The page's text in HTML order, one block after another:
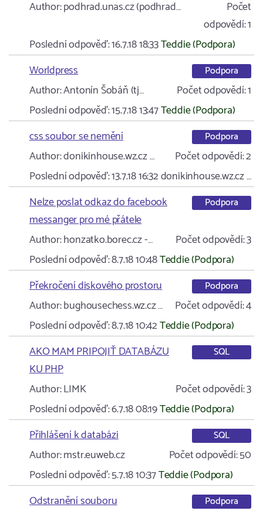
Author:podhrad.unas.cz (podhrad…
Počet
odpovědí:1
Poslední odpověď:16.7.18 18:33Teddie (Podpora)
Worldpress
Podpora
Author:Antonín Šobáň (tj… Počet odpovědí:1
Poslední odpověď:15.7.18 13:47Teddie (Podpora)
css soubor se nemění
Podpora
Author:donikinhouse.wz.cz … Počet odpovědí:2
Poslední odpověď:13.7.18 16:32donikinhouse.wz.cz …
Nelze poslat odkaz do facebook
messanger pro mé přátele
Podpora
Author:honzatko.borec.cz -… Počet odpovědí:3
Poslední odpověď:8.7.18 10:48Teddie (Podpora)
Překročení diskového prostoru
Podpora
Author:bughousechess.wz.cz … Počet odpovědí:4
Poslední odpověď:8.7.18 10:42Teddie (Podpora)
AKO MAM PRIPOJIŤ DATABÁZU
KU PHP
SQL
Author:LIMK Počet odpovědí:3
Poslední odpověď:6.7.18 08:19Teddie (Podpora)
Přihlášení k databázi
SQL
Author:mstr.euweb.cz Počet odpovědí:50
Poslední odpověď:5.7.18 10:37Teddie (Podpora)
Odstranění souboru
Podpora